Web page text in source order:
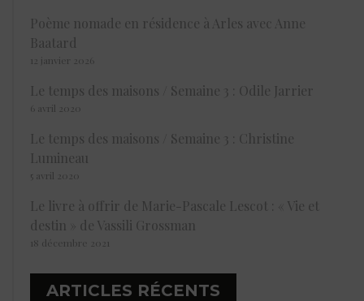
Poème nomade en résidence à Arles avec Anne
Baatard
12 janvier 2026
Le temps des maisons / Semaine 3 : Odile Jarrier
6 avril 2020
Le temps des maisons / Semaine 3 : Christine
Lumineau
5 avril 2020
Le livre à offrir de Marie-Pascale Lescot : « Vie et
destin » de Vassili Grossman
18 décembre 2021
ARTICLES RÉCENTS